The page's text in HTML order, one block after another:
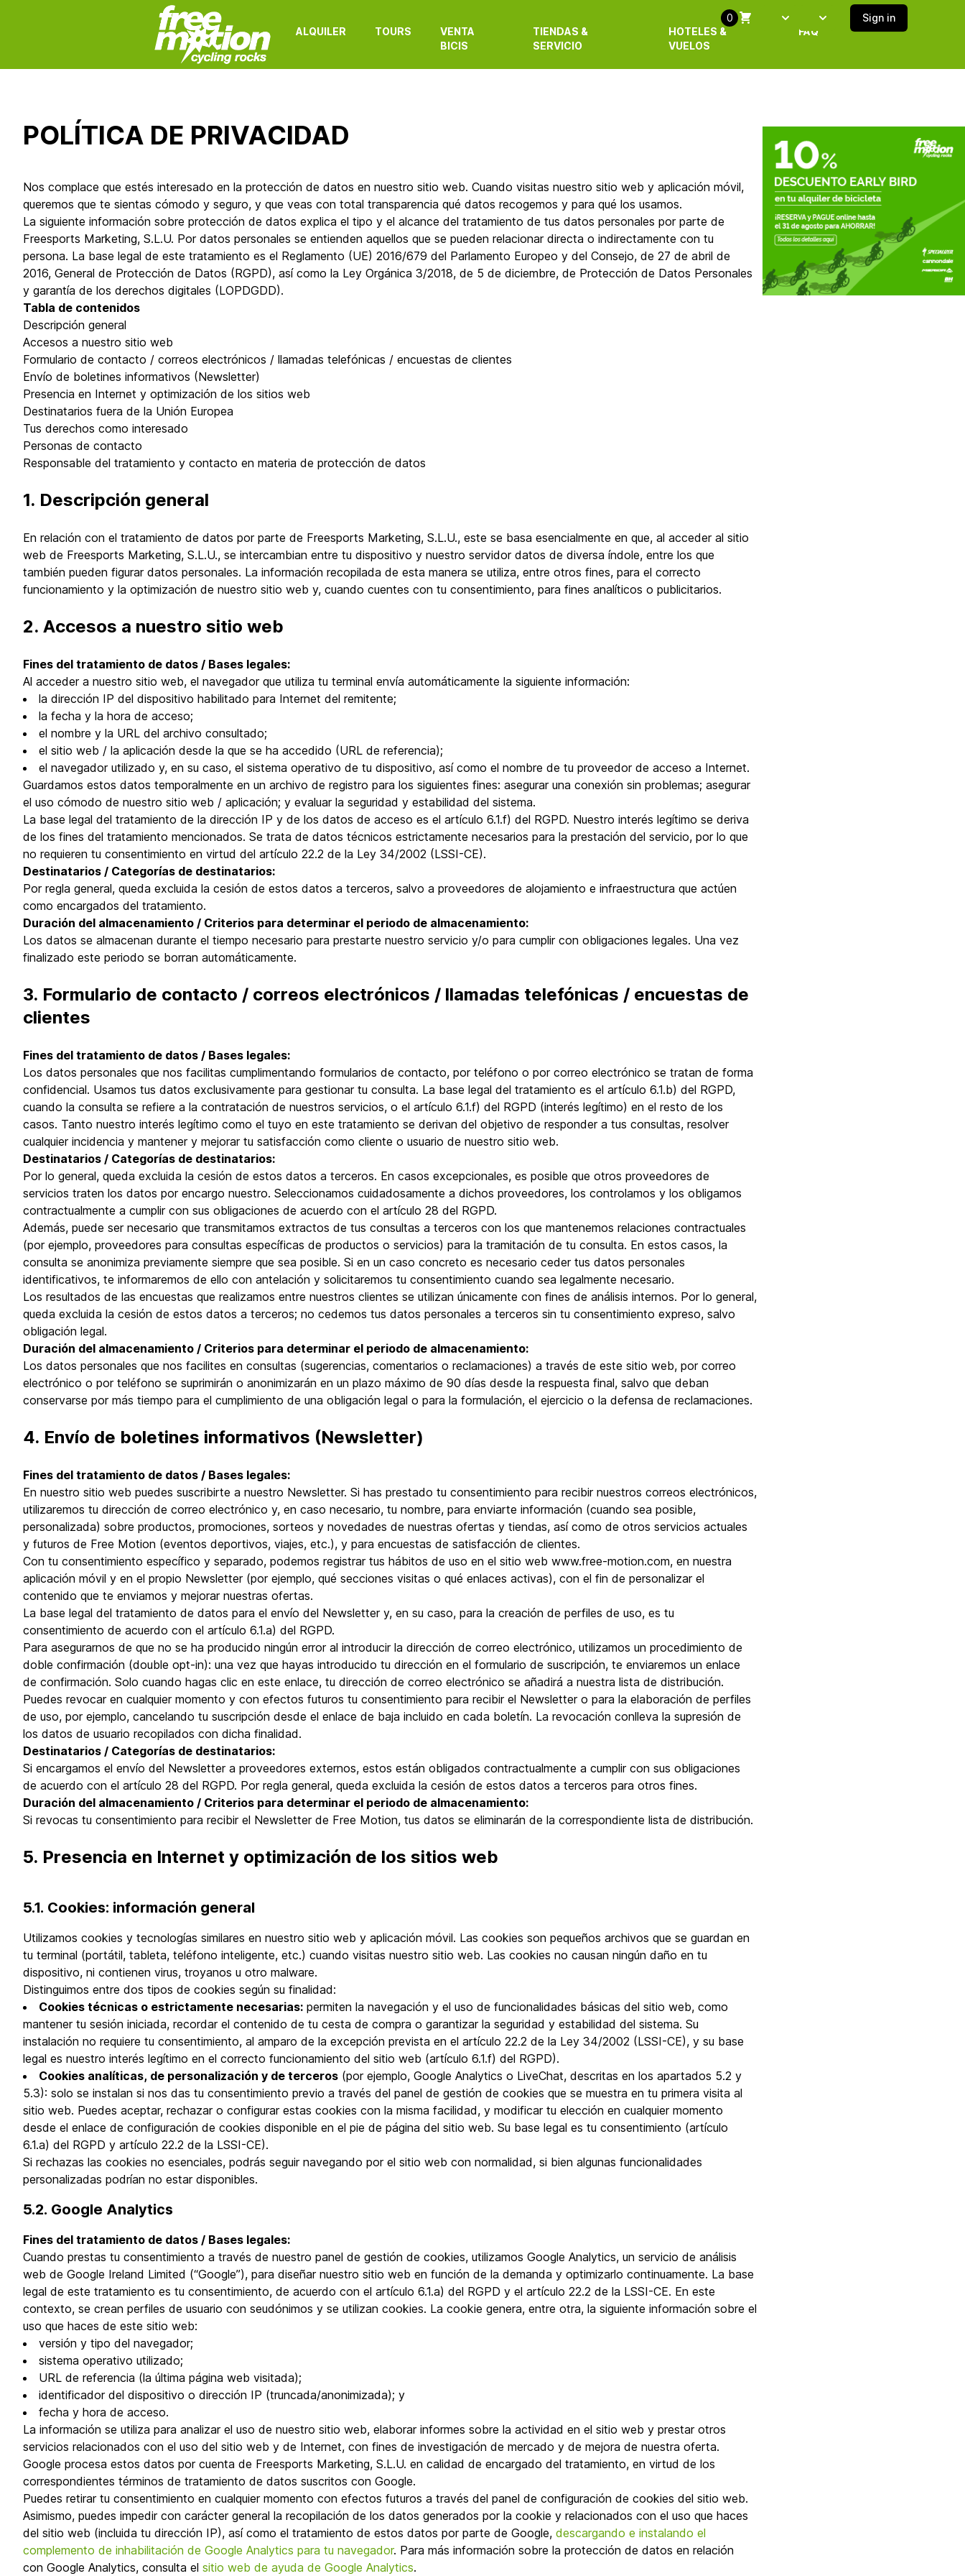
ALQUILER TOURS
VENTA
BICIS
TIENDAS &
SERVICIO
HOTELES &
VUELOS
FAQ
0
Select languageSELECT ISLAND
Sign in
POLÍTICA DE PRIVACIDAD
Nos complace que estés interesado en la protección de datos en nuestro sitio web. Cuando visitas nuestro sitio web y aplicación móvil,
queremos que te sientas cómodo y seguro, y que veas con total transparencia qué datos recogemos y para qué los usamos.
La siguiente información sobre protección de datos explica el tipo y el alcance del tratamiento de tus datos personales por parte de
Freesports Marketing, S.L.U. Por datos personales se entienden aquellos que se pueden relacionar directa o indirectamente con tu
persona. La base legal de este tratamiento es el Reglamento (UE) 2016/679 del Parlamento Europeo y del Consejo, de 27 de abril de
2016, General de Protección de Datos (RGPD), así como la Ley Orgánica 3/2018, de 5 de diciembre, de Protección de Datos Personales
y garantía de los derechos digitales (LOPDGDD).
Tabla de contenidos
Descripción general
Accesos a nuestro sitio web
Formulario de contacto / correos electrónicos / llamadas telefónicas / encuestas de clientes
Envío de boletines informativos (Newsletter)
Presencia en Internet y optimización de los sitios web
Destinatarios fuera de la Unión Europea
Tus derechos como interesado
Personas de contacto
Responsable del tratamiento y contacto en materia de protección de datos
1. Descripción general
En relación con el tratamiento de datos por parte de Freesports Marketing, S.L.U., este se basa esencialmente en que, al acceder al sitio
web de Freesports Marketing, S.L.U., se intercambian entre tu dispositivo y nuestro servidor datos de diversa índole, entre los que
también pueden figurar datos personales. La información recopilada de esta manera se utiliza, entre otros fines, para el correcto
funcionamiento y la optimización de nuestro sitio web y, cuando cuentes con tu consentimiento, para fines analíticos o publicitarios.
2. Accesos a nuestro sitio web
Fines del tratamiento de datos / Bases legales:
Al acceder a nuestro sitio web, el navegador que utiliza tu terminal envía automáticamente la siguiente información:
la dirección IP del dispositivo habilitado para Internet del remitente;
la fecha y la hora de acceso;
el nombre y la URL del archivo consultado;
el sitio web / la aplicación desde la que se ha accedido (URL de referencia);
el navegador utilizado y, en su caso, el sistema operativo de tu dispositivo, así como el nombre de tu proveedor de acceso a Internet.
Guardamos estos datos temporalmente en un archivo de registro para los siguientes fines: asegurar una conexión sin problemas; asegurar
el uso cómodo de nuestro sitio web / aplicación; y evaluar la seguridad y estabilidad del sistema.
La base legal del tratamiento de la dirección IP y de los datos de acceso es el artículo 6.1.f) del RGPD. Nuestro interés legítimo se deriva
de los fines del tratamiento mencionados. Se trata de datos técnicos estrictamente necesarios para la prestación del servicio, por lo que
no requieren tu consentimiento en virtud del artículo 22.2 de la Ley 34/2002 (LSSI-CE).
Destinatarios / Categorías de destinatarios:
Por regla general, queda excluida la cesión de estos datos a terceros, salvo a proveedores de alojamiento e infraestructura que actúen
como encargados del tratamiento.
Duración del almacenamiento / Criterios para determinar el periodo de almacenamiento:
Los datos se almacenan durante el tiempo necesario para prestarte nuestro servicio y/o para cumplir con obligaciones legales. Una vez
finalizado este periodo se borran automáticamente.
3. Formulario de contacto / correos electrónicos / llamadas telefónicas / encuestas de
clientes
Fines del tratamiento de datos / Bases legales:
Los datos personales que nos facilitas cumplimentando formularios de contacto, por teléfono o por correo electrónico se tratan de forma
confidencial. Usamos tus datos exclusivamente para gestionar tu consulta. La base legal del tratamiento es el artículo 6.1.b) del RGPD,
cuando la consulta se refiere a la contratación de nuestros servicios, o el artículo 6.1.f) del RGPD (interés legítimo) en el resto de los
casos. Tanto nuestro interés legítimo como el tuyo en este tratamiento se derivan del objetivo de responder a tus consultas, resolver
cualquier incidencia y mantener y mejorar tu satisfacción como cliente o usuario de nuestro sitio web.
Destinatarios / Categorías de destinatarios:
Por lo general, queda excluida la cesión de estos datos a terceros. En casos excepcionales, es posible que otros proveedores de
servicios traten los datos por encargo nuestro. Seleccionamos cuidadosamente a dichos proveedores, los controlamos y los obligamos
contractualmente a cumplir con sus obligaciones de acuerdo con el artículo 28 del RGPD.
Además, puede ser necesario que transmitamos extractos de tus consultas a terceros con los que mantenemos relaciones contractuales
(por ejemplo, proveedores para consultas específicas de productos o servicios) para la tramitación de tu consulta. En estos casos, la
consulta se anonimiza previamente siempre que sea posible. Si en un caso concreto es necesario ceder tus datos personales
identificativos, te informaremos de ello con antelación y solicitaremos tu consentimiento cuando sea legalmente necesario.
Los resultados de las encuestas que realizamos entre nuestros clientes se utilizan únicamente con fines de análisis internos. Por lo general,
queda excluida la cesión de estos datos a terceros; no cedemos tus datos personales a terceros sin tu consentimiento expreso, salvo
obligación legal.
Duración del almacenamiento / Criterios para determinar el periodo de almacenamiento:
Los datos personales que nos facilites en consultas (sugerencias, comentarios o reclamaciones) a través de este sitio web, por correo
electrónico o por teléfono se suprimirán o anonimizarán en un plazo máximo de 90 días desde la respuesta final, salvo que deban
conservarse por más tiempo para el cumplimiento de una obligación legal o para la formulación, el ejercicio o la defensa de reclamaciones.
4. Envío de boletines informativos (Newsletter)
Fines del tratamiento de datos / Bases legales:
En nuestro sitio web puedes suscribirte a nuestro Newsletter. Si has prestado tu consentimiento para recibir nuestros correos electrónicos,
utilizaremos tu dirección de correo electrónico y, en caso necesario, tu nombre, para enviarte información (cuando sea posible,
personalizada) sobre productos, promociones, sorteos y novedades de nuestras ofertas y tiendas, así como de otros servicios actuales
y futuros de Free Motion (eventos deportivos, viajes, etc.), y para encuestas de satisfacción de clientes.
Con tu consentimiento específico y separado, podemos registrar tus hábitos de uso en el sitio web www.free-motion.com, en nuestra
aplicación móvil y en el propio Newsletter (por ejemplo, qué secciones visitas o qué enlaces activas), con el fin de personalizar el
contenido que te enviamos y mejorar nuestras ofertas.
La base legal del tratamiento de datos para el envío del Newsletter y, en su caso, para la creación de perfiles de uso, es tu
consentimiento de acuerdo con el artículo 6.1.a) del RGPD.
Para asegurarnos de que no se ha producido ningún error al introducir la dirección de correo electrónico, utilizamos un procedimiento de
doble confirmación (double opt-in): una vez que hayas introducido tu dirección en el formulario de suscripción, te enviaremos un enlace
de confirmación. Solo cuando hagas clic en este enlace, tu dirección de correo electrónico se añadirá a nuestra lista de distribución.
Puedes revocar en cualquier momento y con efectos futuros tu consentimiento para recibir el Newsletter o para la elaboración de perfiles
de uso, por ejemplo, cancelando tu suscripción desde el enlace de baja incluido en cada boletín. La revocación conlleva la supresión de
los datos de usuario recopilados con dicha finalidad.
Destinatarios / Categorías de destinatarios:
Si encargamos el envío del Newsletter a proveedores externos, estos están obligados contractualmente a cumplir con sus obligaciones
de acuerdo con el artículo 28 del RGPD. Por regla general, queda excluida la cesión de estos datos a terceros para otros fines.
Duración del almacenamiento / Criterios para determinar el periodo de almacenamiento:
Si revocas tu consentimiento para recibir el Newsletter de Free Motion, tus datos se eliminarán de la correspondiente lista de distribución.
5. Presencia en Internet y optimización de los sitios web
5.1. Cookies: información general
Utilizamos cookies y tecnologías similares en nuestro sitio web y aplicación móvil. Las cookies son pequeños archivos que se guardan en
tu terminal (portátil, tableta, teléfono inteligente, etc.) cuando visitas nuestro sitio web. Las cookies no causan ningún daño en tu
dispositivo, ni contienen virus, troyanos u otro malware.
Distinguimos entre dos tipos de cookies según su finalidad:
Cookies técnicas o estrictamente necesarias: permiten la navegación y el uso de funcionalidades básicas del sitio web, como
mantener tu sesión iniciada, recordar el contenido de tu cesta de compra o garantizar la seguridad y estabilidad del sistema. Su
instalación no requiere tu consentimiento, al amparo de la excepción prevista en el artículo 22.2 de la Ley 34/2002 (LSSI-CE), y su base
legal es nuestro interés legítimo en el correcto funcionamiento del sitio web (artículo 6.1.f) del RGPD).
Cookies analíticas, de personalización y de terceros (por ejemplo, Google Analytics o LiveChat, descritas en los apartados 5.2 y
5.3): solo se instalan si nos das tu consentimiento previo a través del panel de gestión de cookies que se muestra en tu primera visita al
sitio web. Puedes aceptar, rechazar o configurar estas cookies con la misma facilidad, y modificar tu elección en cualquier momento
desde el enlace de configuración de cookies disponible en el pie de página del sitio web. Su base legal es tu consentimiento (artículo
6.1.a) del RGPD y artículo 22.2 de la LSSI-CE).
Si rechazas las cookies no esenciales, podrás seguir navegando por el sitio web con normalidad, si bien algunas funcionalidades
personalizadas podrían no estar disponibles.
5.2. Google Analytics
Fines del tratamiento de datos / Bases legales:
Cuando prestas tu consentimiento a través de nuestro panel de gestión de cookies, utilizamos Google Analytics, un servicio de análisis
web de Google Ireland Limited (“Google”), para diseñar nuestro sitio web en función de la demanda y optimizarlo continuamente. La base
legal de este tratamiento es tu consentimiento, de acuerdo con el artículo 6.1.a) del RGPD y el artículo 22.2 de la LSSI-CE. En este
contexto, se crean perfiles de usuario con seudónimos y se utilizan cookies. La cookie genera, entre otra, la siguiente información sobre el
uso que haces de este sitio web:
versión y tipo del navegador;
sistema operativo utilizado;
URL de referencia (la última página web visitada);
identificador del dispositivo o dirección IP (truncada/anonimizada); y
fecha y hora de acceso.
La información se utiliza para analizar el uso de nuestro sitio web, elaborar informes sobre la actividad en el sitio web y prestar otros
servicios relacionados con el uso del sitio web y de Internet, con fines de investigación de mercado y de mejora de nuestra oferta.
Google procesa estos datos por cuenta de Freesports Marketing, S.L.U. en calidad de encargado del tratamiento, en virtud de los
correspondientes términos de tratamiento de datos suscritos con Google.
Puedes retirar tu consentimiento en cualquier momento con efectos futuros a través del panel de configuración de cookies del sitio web.
Asimismo, puedes impedir con carácter general la recopilación de los datos generados por la cookie y relacionados con el uso que haces
del sitio web (incluida tu dirección IP), así como el tratamiento de estos datos por parte de Google, descargando e instalando el
complemento de inhabilitación de Google Analytics para tu navegador. Para más información sobre la protección de datos en relación
con Google Analytics, consulta el sitio web de ayuda de Google Analytics.